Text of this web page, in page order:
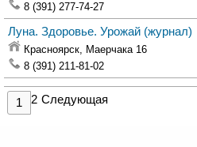
8 (391) 277-74-27
Луна. Здоровье. Урожай (журнал)
Красноярск, Маерчака 16
8 (391) 211-81-02
1 2 Следующая